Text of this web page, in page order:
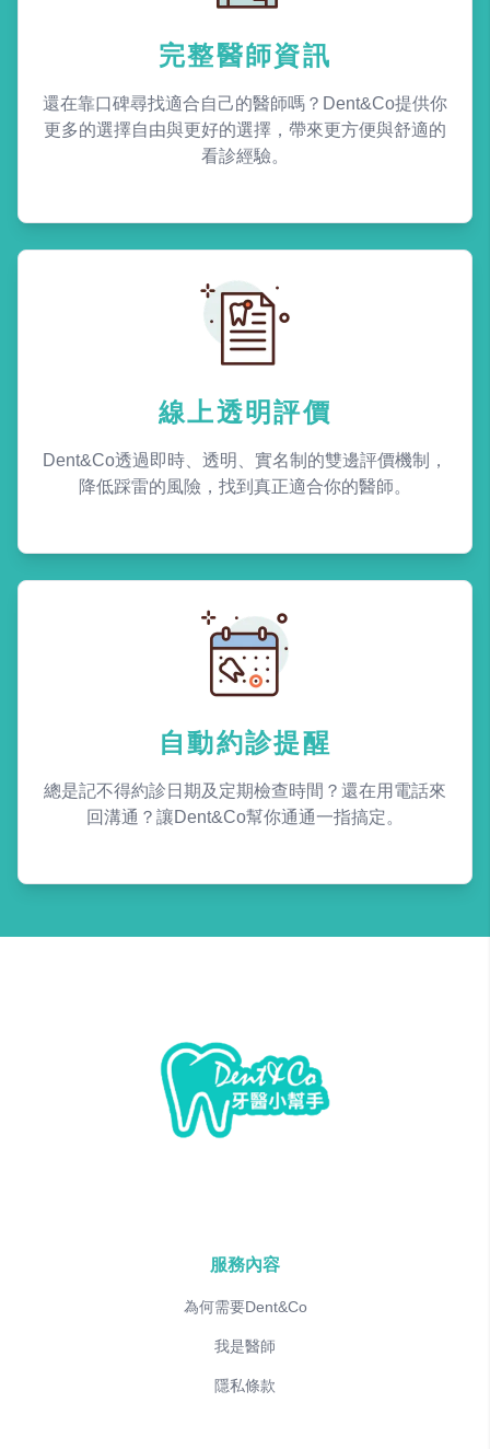
完整醫師資訊
還在靠口碑尋找適合自己的醫師嗎？Dent&Co提供你
更多的選擇自由與更好的選擇，帶來更方便與舒適的
看診經驗。
線上透明評價
Dent&Co透過即時、透明、實名制的雙邊評價機制，
降低踩雷的風險，找到真正適合你的醫師。
自動約診提醒
總是記不得約診日期及定期檢查時間？還在用電話來
回溝通？讓Dent&Co幫你通通一指搞定。
服務內容
為何需要Dent&Co
我是醫師
隱私條款